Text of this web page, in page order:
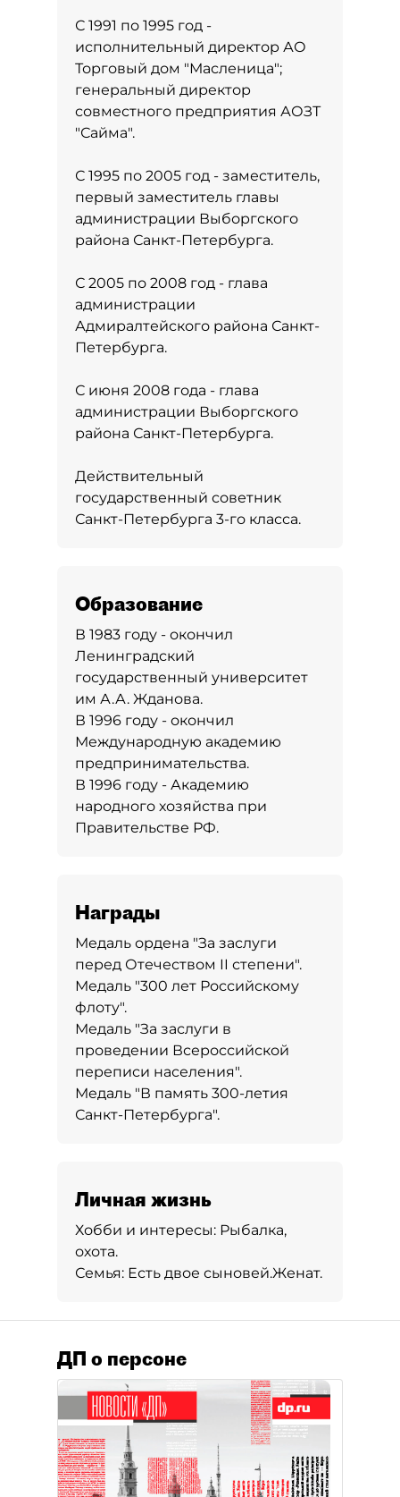
С 1991 по 1995 год -
исполнительный директор АО
Торговый дом "Масленица";
генеральный директор
совместного предприятия АОЗТ
"Сайма".
С 1995 по 2005 год - заместитель,
первый заместитель главы
администрации Выборгского
района Санкт-Петербурга.
С 2005 по 2008 год - глава
администрации
Адмиралтейского района Санкт-
Петербурга.
С июня 2008 года - глава
администрации Выборгского
района Санкт-Петербурга.
Действительный
государственный советник
Санкт-Петербурга 3-го класса.
Образование
В 1983 году - окончил
Ленинградский
государственный университет
им А.А. Жданова.
В 1996 году - окончил
Международную академию
предпринимательства.
В 1996 году - Академию
народного хозяйства при
Правительстве РФ.
Награды
Медаль ордена "За заслуги
перед Отечеством II степени".
Медаль "300 лет Российскому
флоту".
Медаль "За заслуги в
проведении Всероссийской
переписи населения".
Медаль "В память 300-летия
Санкт-Петербурга".
Личная жизнь
Хобби и интересы: Рыбалка,
охота.
Семья: Есть двое сыновей.Женат.
ДП о персоне